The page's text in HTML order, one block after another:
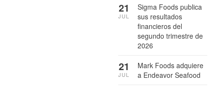
Sigma Foods publica
sus resultados
financieros del
segundo trimestre de
2026
21
JUL
Mark Foods adquiere
a Endeavor Seafood
21
JUL